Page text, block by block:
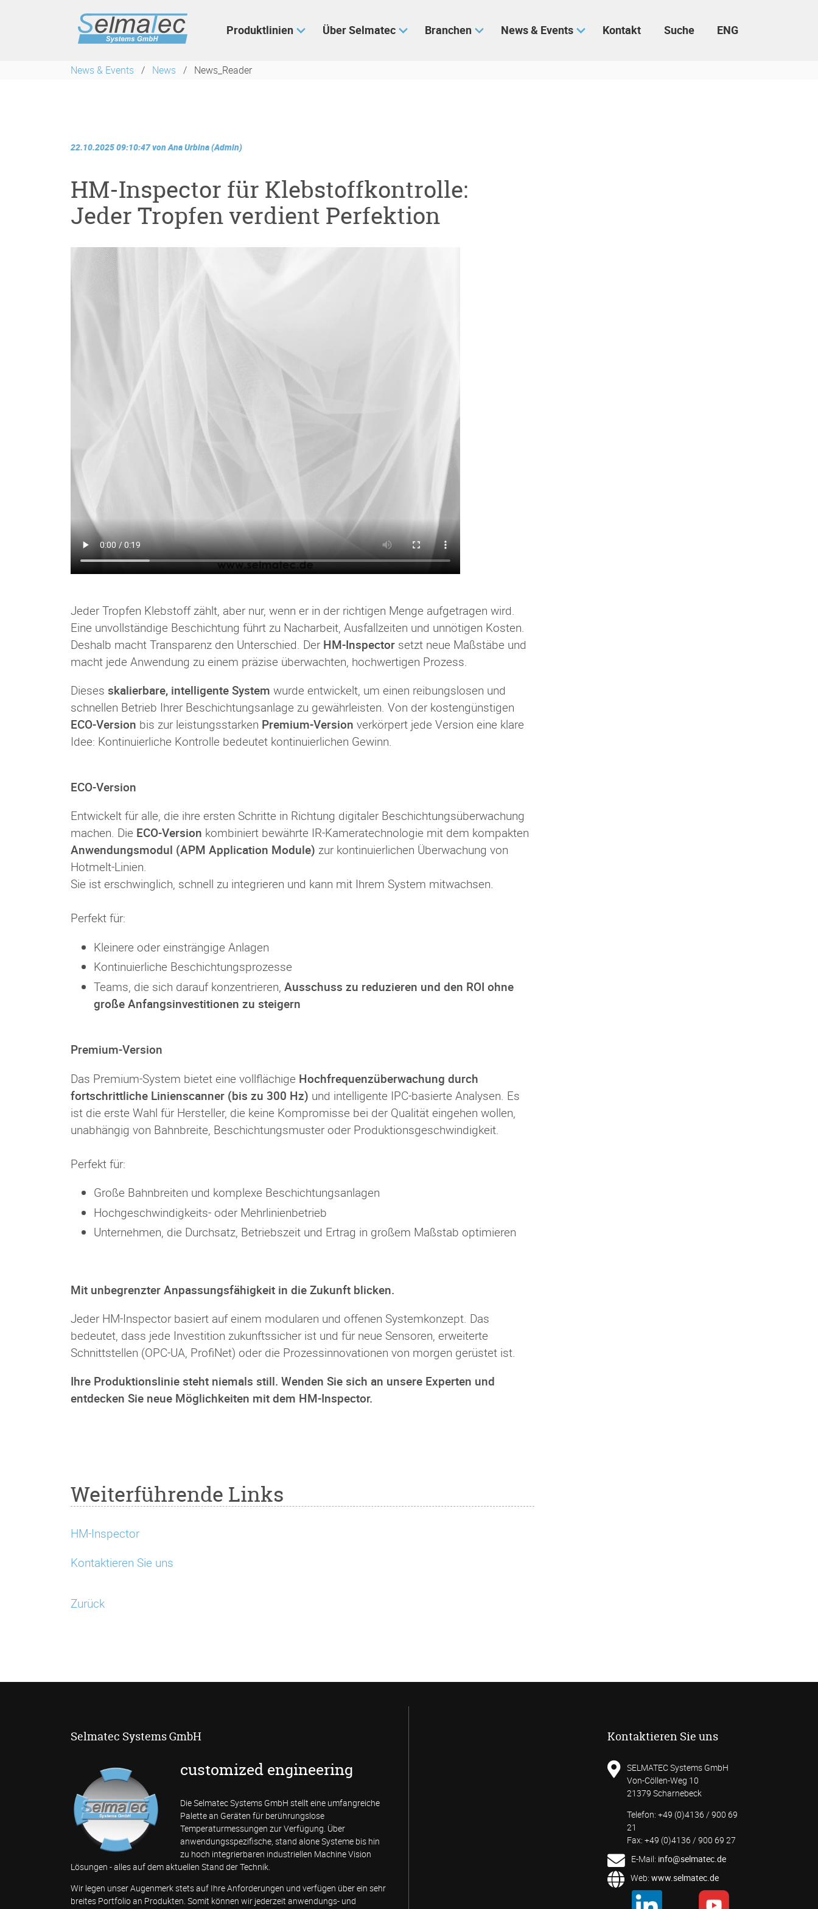
überspringen
Produktlinien Über Selmatec Branchen News & Events Kontakt Suche ENG
News & Events News News_Reader
22.10.2025 09:10:47vonAna Urbina (Admin)
HM-Inspector für Klebstoffkontrolle:
Jeder Tropfen verdient Perfektion
Jeder Tropfen Klebstoff zählt, aber nur, wenn er in der richtigen Menge aufgetragen wird.
Eine unvollständige Beschichtung führt zu Nacharbeit, Ausfallzeiten und unnötigen Kosten.
Deshalb macht Transparenz den Unterschied. Der HM-Inspector setzt neue Maßstäbe und
macht jede Anwendung zu einem präzise überwachten, hochwertigen Prozess.
Dieses skalierbare, intelligente System wurde entwickelt, um einen reibungslosen und
schnellen Betrieb Ihrer Beschichtungsanlage zu gewährleisten. Von der kostengünstigen
ECO-Version bis zur leistungsstarken Premium-Version verkörpert jede Version eine klare
Idee: Kontinuierliche Kontrolle bedeutet kontinuierlichen Gewinn.
ECO-Version
Entwickelt für alle, die ihre ersten Schritte in Richtung digitaler Beschichtungsüberwachung
machen. Die ECO-Version kombiniert bewährte IR-Kameratechnologie mit dem kompakten
Anwendungsmodul (APM Application Module) zur kontinuierlichen Überwachung von
Hotmelt-Linien.
Sie ist erschwinglich, schnell zu integrieren und kann mit Ihrem System mitwachsen.
Perfekt für:
Kleinere oder einsträngige Anlagen
Kontinuierliche Beschichtungsprozesse
Teams, die sich darauf konzentrieren,Ausschuss zu reduzieren und den ROI ohne
große Anfangsinvestitionen zu steigern
Premium-Version
Das Premium-System bietet eine vollflächige Hochfrequenzüberwachung durch
fortschrittliche Linienscanner (bis zu 300 Hz) und intelligente IPC-basierte Analysen. Es
ist die erste Wahl für Hersteller, die keine Kompromisse bei der Qualität eingehen wollen,
unabhängig von Bahnbreite, Beschichtungsmuster oder Produktionsgeschwindigkeit.
Perfekt für:
Große Bahnbreiten und komplexe Beschichtungsanlagen
Hochgeschwindigkeits- oder Mehrlinienbetrieb
Unternehmen, die Durchsatz, Betriebszeit und Ertrag in großem Maßstab optimieren
Mit unbegrenzter Anpassungsfähigkeit in die Zukunft blicken.
Jeder HM-Inspector basiert auf einem modularen und offenen Systemkonzept. Das
bedeutet, dass jede Investition zukunftssicher ist und für neue Sensoren, erweiterte
Schnittstellen (OPC-UA, ProfiNet) oder die Prozessinnovationen von morgen gerüstet ist.
Ihre Produktionslinie steht niemals still. Wenden Sie sich an unsere Experten und
entdecken Sie neue Möglichkeiten mit dem HM-Inspector.
Weiterführende Links
HM-Inspector
Kontaktieren Sie uns
Zurück
Selmatec Systems GmbH
customized engineering
Die Selmatec Systems GmbH stellt eine umfangreiche
Palette an Geräten für berührungslose
Temperaturmessungen zur Verfügung. Über
anwendungsspezifische, stand alone Systeme bis hin
zu hoch integrierbaren industriellen Machine Vision
Lösungen - alles auf dem aktuellen Stand der Technik.
Wir legen unser Augenmerk stets auf Ihre Anforderungen und verfügen über ein sehr
breites Portfolio an Produkten. Somit können wir jederzeit anwendungs- und
Kontaktieren Sie uns
SELMATEC Systems GmbH
Von-Cöllen-Weg 10
21379 Scharnebeck
Telefon: +49 (0)4136 / 900 69
21
Fax: +49 (0)4136 / 900 69 27
E-Mail: info@selmatec.de
Web: www.selmatec.de